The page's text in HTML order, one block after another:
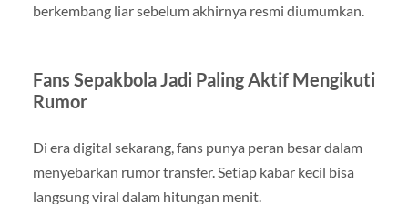
berkembang liar sebelum akhirnya resmi diumumkan.
Fans Sepakbola Jadi Paling Aktif Mengikuti
Rumor
Di era digital sekarang, fans punya peran besar dalam
menyebarkan rumor transfer. Setiap kabar kecil bisa
langsung viral dalam hitungan menit.